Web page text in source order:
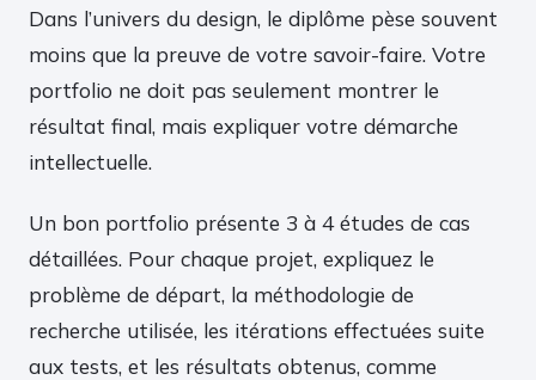
Dans l’univers du design, le diplôme pèse souvent
moins que la preuve de votre savoir-faire. Votre
portfolio ne doit pas seulement montrer le
résultat final, mais expliquer votre démarche
intellectuelle.
Un bon portfolio présente 3 à 4 études de cas
détaillées. Pour chaque projet, expliquez le
problème de départ, la méthodologie de
recherche utilisée, les itérations effectuées suite
aux tests, et les résultats obtenus, comme